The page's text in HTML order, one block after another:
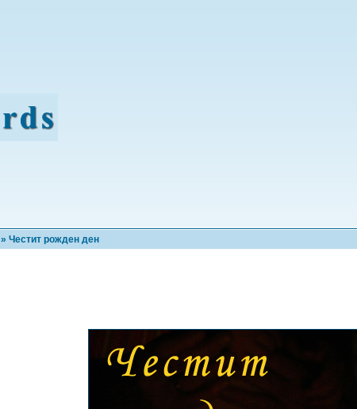
» Честит рожден ден